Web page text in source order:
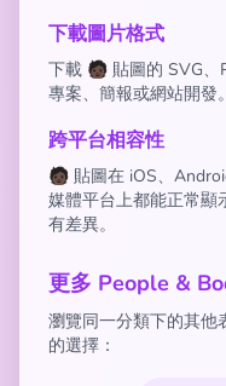
下載圖片格式
下載 🧑🏿 貼圖的 SVG
專案、簡報或網站開發
跨平台相容性
🧑🏿 貼圖在 iOS、
媒體平台上都能正常顯
有差異。
更多 People &
瀏覽同一分類下的其他
的選擇：